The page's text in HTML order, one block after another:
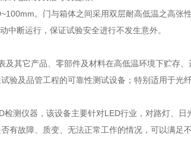
。门与箱体之间采用双层耐高低温之高张
中断运行，保证试验安全进行不发生意外。
其它产品、零部件及材料在高低温环境下贮存
验及品管工程的可靠性测试设备；特别适用于光
测仪器，该设备主要针对LED行业，对路灯、
有故障、质变、无法正常工作的情况，可以满足